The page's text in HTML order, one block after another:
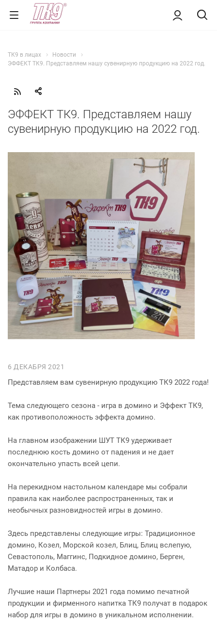
ТК9 в лицах
Новости
ЭФФЕКТ ТК9. Представляем нашу сувенирную продукцию на 2022 год.
ЭФФЕКТ ТК9. Представляем нашу
сувенирную продукцию на 2022 год.
6 ДЕКАБРЯ 2021
Представляем вам сувенирную продукцию ТК9 2022 года!
Тема следующего сезона - игра в домино и Эффект ТК9,
как противоположность эффекта домино.
На главном изображении ШУТ ТК9 удерживает
последнюю кость домино от падения и не дает
окончательно упасть всей цепи.
На перекидном настольном календаре мы собрали
правила как наиболее распространенных, так и
необычных разновидностей игры в домино.
Здесь представлены следующие игры: Традиционное
домино, Козел, Морской козел, Блиц, Блиц вслепую,
Севастополь, Маггинс, Подкидное домино, Берген,
Матадор и Колбаса.
Лучшие наши Партнеры 2021 года помимо печатной
продукции и фирменного напитка ТК9 получат в подарок
набор для игры в домино в уникальном исполнении.